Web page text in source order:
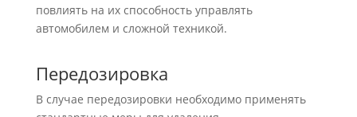
повлиять на их способность управлять
автомобилем и сложной техникой.
Передозировка
В случае передозировки необходимо применять